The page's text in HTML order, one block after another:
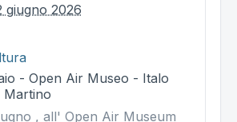
giugno 2026
- Open Air Museo - Italo
Martino
, all' Open Air Museum